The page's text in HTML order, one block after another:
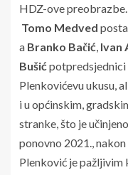
HDZ-ove
Tomo Medved
a Branko Bačić, Ivan
Bušićpotpredsjednici
Plenkovićevu ukusu,
i u općinskim,
stranke, što je
ponovno 2021.,
Plenković je pažljivim